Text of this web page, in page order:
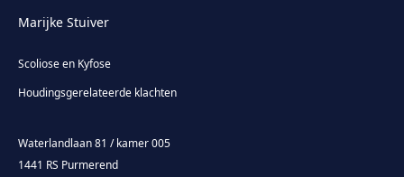
Marijke Stuiver
Scoliose en Kyfose
Houdingsgerelateerde klachten
Waterlandlaan 81 / kamer 005
1441 RS Purmerend